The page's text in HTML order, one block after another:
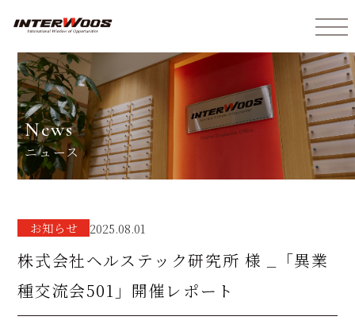
news
ニュース
お知らせ 2025.08.01
株式会社ヘルステック研究所 様 _「異業
種交流会501」開催レポート